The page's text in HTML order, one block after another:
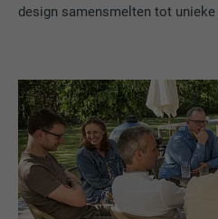
design samensmelten tot